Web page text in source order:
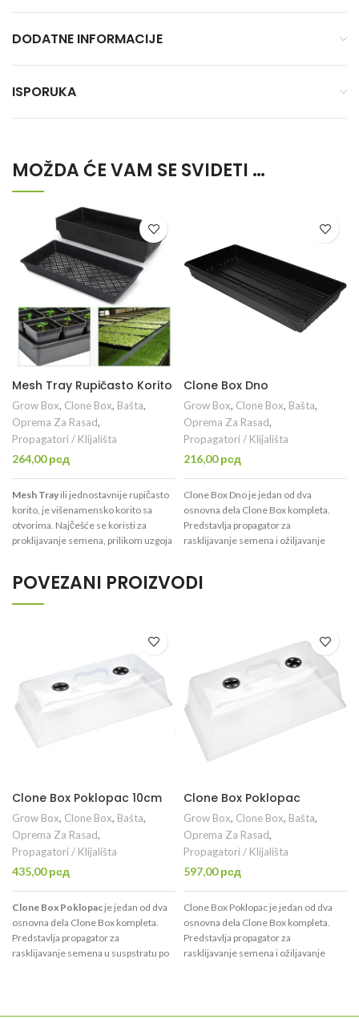
DODATNE INFORMACIJE
ISPORUKA
MOŽDA ĆE VAM SE SVIDETI …
Mesh Tray Rupičasto Korito
Grow Box, Clone Box, Bašta,
Oprema Za Rasad,
Propagatori / Klijališta
264,00рсд
Mesh Tray ili jednostavnije rupičasto
korito, je višenamensko korito sa
otvorima. Najčešće se koristi za
proklijavanje semena, prilikom uzgoja
korito za primenu kamene vune ili
treseta kao supstrata ili za
standradnog Clone Box Dno korita.
Clone Box Dno
Grow Box, Clone Box, Bašta,
Oprema Za Rasad,
Propagatori / Klijališta
216,00рсд
Clone Box Dno je jedan od dva
osnovna dela Clone Box kompleta.
Predstavlja propagator za
rasklijavanje semena i ožiljavanje
POVEZANI PROIZVODI
Clone Box Poklopac 10cm
Grow Box, Clone Box, Bašta,
Oprema Za Rasad,
Propagatori / Klijališta
435,00рсд
Clone Box Poklopac je jedan od dva
osnovna dela Clone Box kompleta.
Predstavlja propagator za
rasklijavanje semena u suspstratu po
Clone Box Poklopac
Grow Box, Clone Box, Bašta,
Oprema Za Rasad,
Propagatori / Klijališta
597,00рсд
Clone Box Poklopac je jedan od dva
osnovna dela Clone Box kompleta.
Predstavlja propagator za
rasklijavanje semena i ožiljavanje